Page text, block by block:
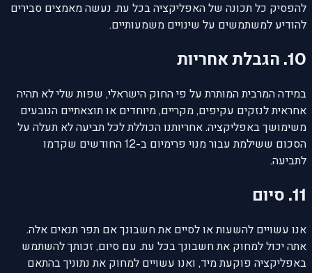
להפסיק כל תכונה של האפליקציה בכל עת. נעשה מאמצים סבירים
להודיע למשתמשים על שינויים משמעותיים.
10. הגבלת אחריות
במידה המרבית המותרת על פי החוק הישראלי, שפות שלי לא תהיה
אחראית לנזקים עקיפים, מקריים, מיוחדים או תוצאתיים הנובעים
משימושך באפליקציה. אחריותנו הכוללת לכל תביעה לא תעלה על
הסכום ששילמת עבור מנוי פרימיום ב-12 החודשים שקדמו
לתביעה.
11. סיום
אנו עשויים להשעות או לסיים את חשבונך אם תפר תנאים אלה.
אתה יכול למחוק את חשבונך בכל עת. עם סיום, זכותך להשתמש
באפליקציה פוקעת מיד, ואנו עשויים למחוק את נתוניך בהתאם